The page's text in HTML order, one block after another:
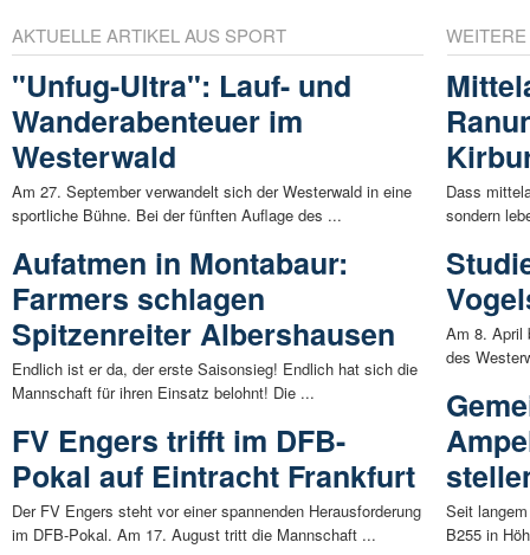
AKTUELLE ARTIKEL AUS SPORT
"Unfug-Ultra": Lauf- und
Wanderabenteuer im
Westerwald
Am 27. September verwandelt sich der Westerwald in eine
sportliche Bühne. Bei der fünften Auflage des ...
Aufatmen in Montabaur:
Farmers schlagen
Spitzenreiter Albershausen
Endlich ist er da, der erste Saisonsieg! Endlich hat sich die
Mannschaft für ihren Einsatz belohnt! Die ...
FV Engers trifft im DFB-
Pokal auf Eintracht Frankfurt
Der FV Engers steht vor einer spannenden Herausforderung
im DFB-Pokal. Am 17. August tritt die Mannschaft ...
Dass
sondern
Am 8. April
des
Seit
B255 in